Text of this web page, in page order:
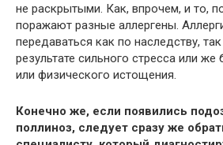
не раскрытыми. Как, впрочем, и то,
поражают разные аллергены.
передаваться как по наследству,
результате сильного стресса или
или физического истощения.
Конечно же, если появились
поллиноз, следует сразу же